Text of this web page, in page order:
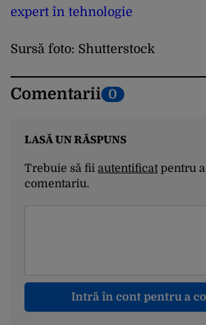
expert în tehnologie
Sursă foto: Shutterstock
Comentarii 0
LASĂ UN RĂSPUNS
Trebuie să fii autentificatpentru
comentariu.
Intră în cont pentru a